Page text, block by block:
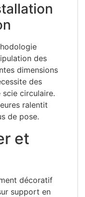
des
dimensions
des
circulaire.
ralentit
de pose.
et
décoratif
support en